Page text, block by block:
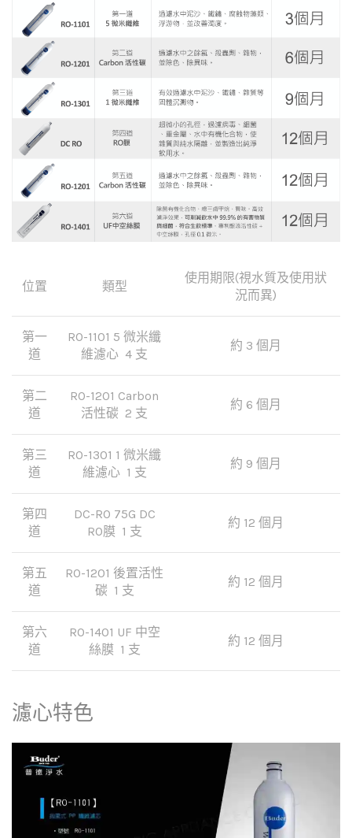
位置 類型
使用期限(視水質及使用狀
況而異)
第一
道
RO-1101 5 微米纖
維濾心 4 支
約 3 個月
第二
道
RO-1201 Carbon
活性碳 2 支
約 6 個月
第三
道
RO-1301 1 微米纖
維濾心 1 支
約 9 個月
第四
道
DC-RO 75G DC
RO膜 1 支
約 12 個月
第五
道
RO-1201 後置活性
碳 1 支
約 12 個月
第六
道
RO-1401 UF 中空
絲膜 1 支
約 12 個月
濾心特色